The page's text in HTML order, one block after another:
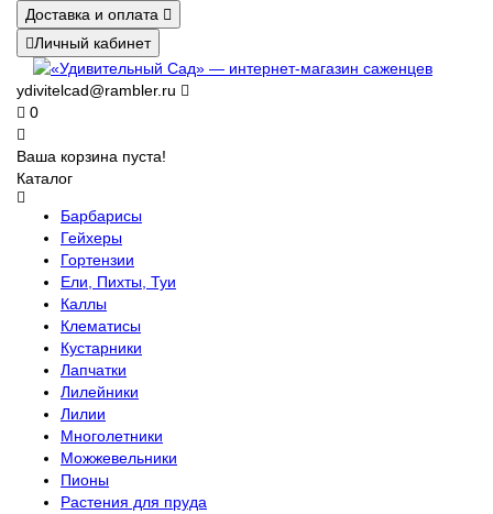
Доставка и оплата
Личный кабинет
ydivitelcad@rambler.ru
0
Ваша корзина пуста!
Каталог
Барбарисы
Гейхеры
Гортензии
Ели, Пихты, Туи
Каллы
Клематисы
Кустарники
Лапчатки
Лилейники
Лилии
Многолетники
Можжевельники
Пионы
Растения для пруда